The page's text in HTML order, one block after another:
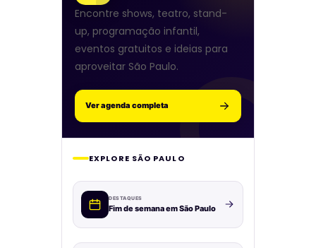
Encontre shows, teatro, stand-
up, programação infantil,
eventos gratuitos e ideias para
aproveitar São Paulo.
Ver agenda completa
EXPLORE SÃO PAULO
DESTAQUES
Fim de semana em São Paulo